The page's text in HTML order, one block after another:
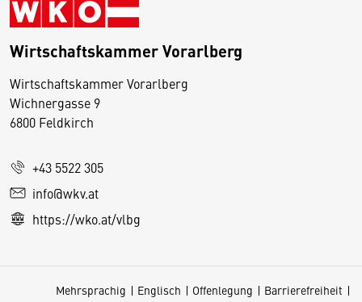
Wirtschaftskammer Vorarlberg
Wirtschaftskammer Vorarlberg
Wichnergasse 9
6800 Feldkirch
+43 5522 305
info@wkv.at
https://wko.at/vlbg
Mehrsprachig Englisch Offenlegung
Barrierefreiheit
D
i
e
e
S
e